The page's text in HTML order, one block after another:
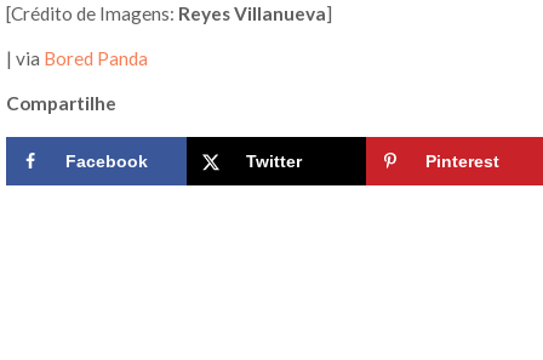
[Crédito de Imagens: Reyes Villanueva]
| via Bored Panda
Compartilhe
Facebook Twitter Pinterest